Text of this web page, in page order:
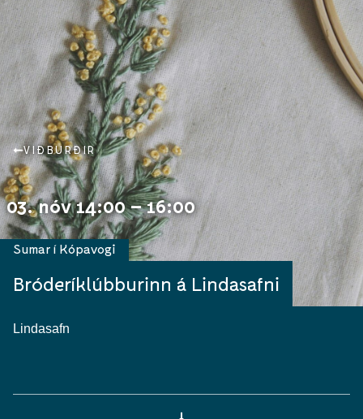
VIÐBURÐIR
03. nóv 14:00 – 16:00
Bróderíklúbburinn á Lindasafni
Sumar í Kópavogi
Lindasafn